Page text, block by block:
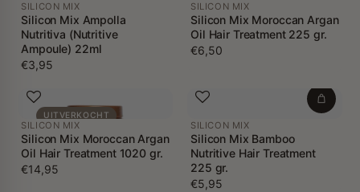
SILICON MIX
Silicon Mix Ampolla
Nutritiva (Nutritive
Ampoule) 22ml
€3,95
SILICON MIX
Silicon Mix Moroccan Argan
Oil Hair Treatment 225 gr.
€6,50
UITVERKOCHT
SILICON MIX
Silicon Mix Moroccan Argan
Oil Hair Treatment 1020 gr.
€14,95
SILICON MIX
Silicon Mix Bamboo
Nutritive Hair Treatment
225 gr.
€5,95